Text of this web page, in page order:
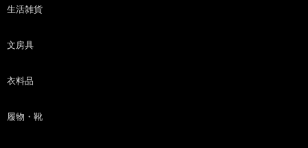
生活雑貨
文房具
衣料品
履物・靴